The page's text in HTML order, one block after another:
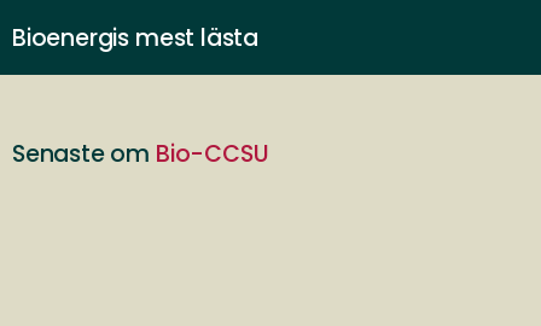
Bioenergis mest lästa
Senaste om Bio-CCSU